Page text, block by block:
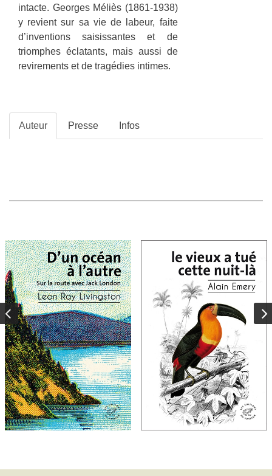
intacte. Geor­ges Méliès (1861-1938)
y revient sur sa vie de labeur, faite
d’inventions saisissantes et de
triomphes éclatants, mais aussi de
revirements et de tragédies intimes.
Auteur Presse Infos